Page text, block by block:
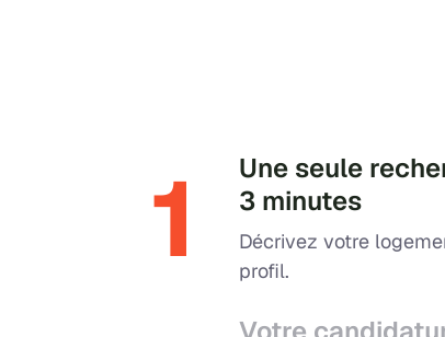
1
Une seule
3 minutes
Décrivez votre
profil.